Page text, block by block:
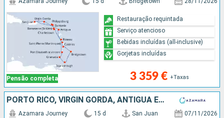
Pensão completa 3 359 € +Taxas
Restauração requintada
Serviço atencioso
Bebidas incluídas (all-inclusive)
Gorjetas incluídas
PORTO RICO, VIRGIN GORDA, ANTÍGUA E BARBUDA, MARTINICA, ST VINCENT E GRENADINES, GRENADA, TRINIDADE E TOBAGO, BARBADOS, SANTA LÚCIA, DOMINICA, SÃO MARTINHO, TORTOLA
Azamara Journey 15 d San Juan 07/11/2026